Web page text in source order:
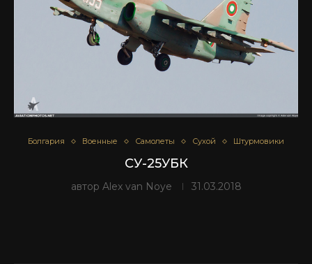
Болгария Военные Самолеты Сухой Штурмовики
СУ-25УБК
автор Alex van Noye 31.03.2018